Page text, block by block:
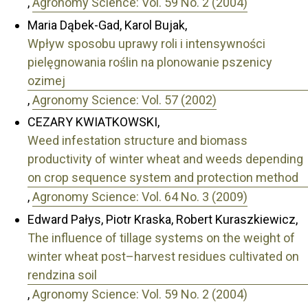
Maria Dąbek-Gad, Karol Bujak,
Wpływ sposobu uprawy roli i intensywności
pielęgnowania roślin na plonowanie pszenicy
ozimej
,Agronomy Science: Vol. 57 (2002)
CEZARY KWIATKOWSKI,
Weed infestation structure and biomass
productivity of winter wheat and weeds depending
on crop sequence system and protection method
,Agronomy Science: Vol. 64 No. 3 (2009)
Edward Pałys, Piotr Kraska, Robert Kuraszkiewicz,
The influence of tillage systems on the weight of
winter wheat post–harvest residues cultivated on
rendzina soil
,Agronomy Science: Vol. 59 No. 2 (2004)